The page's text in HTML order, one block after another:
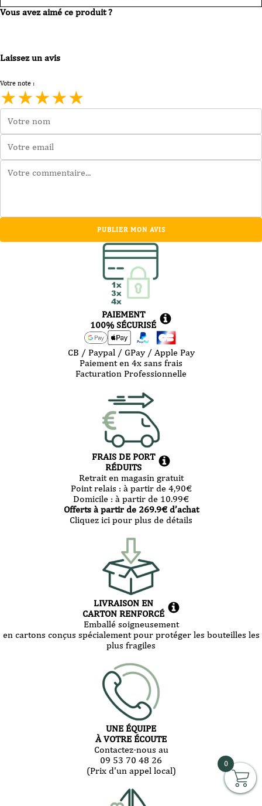
Vous avez aimé ce produit ?
Laissez un avis
Votre note :
★★★★★
PUBLIER MON AVIS
PAIEMENT
100% SÉCURISÉ
CB / Paypal / GPay / Apple Pay
Paiement en 4x sans frais
Facturation Professionnelle
FRAIS DE PORT
RÉDUITS
Retrait en magasin gratuit
Point relais : à partir de 4,90€
Domicile : à partir de 10.99€
Offerts à partir de 269.9€ d’achat
Cliquez ici pour plus de détails
LIVRAISON EN
CARTON RENFORCÉ
Emballé soigneusement
en cartons conçus spécialement pour protéger les bouteilles les
plus fragiles
UNE ÉQUIPE
À VOTRE ÉCOUTE
Contactez-nous au
09 53 70 48 26
(Prix d'un appel local)
0